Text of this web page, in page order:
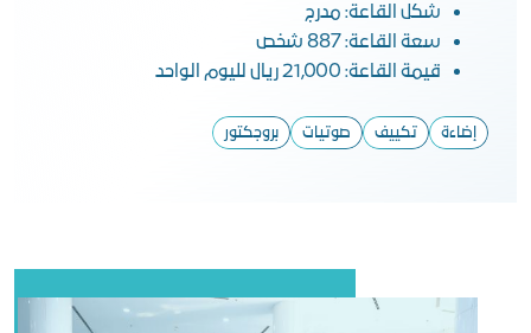
شكل القاعة: مدرج
سعة القاعة: 887 شخص
قيمة القاعة: 21,000 ريال لليوم الواحد
إضاءة تكييف صوتيات بروجكتور